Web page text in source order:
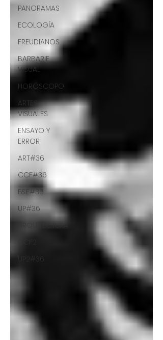
PANORAMAS
ECOLOGÍA
FREUDIANOS
BARBARIE
VISUAL
HORÓSCOPO
ARTES
VISUALES
ENSAYO Y
ERROR
ART#36
CCF#36
E&E#36
UP#36
ARQUITECTURA
UP2#36